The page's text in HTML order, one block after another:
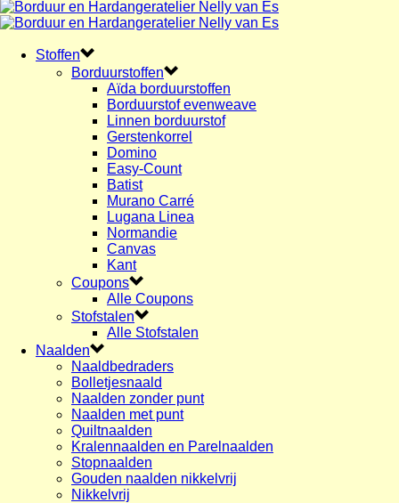
Stoffen
Borduurstoffen
Aïda borduurstoffen
Borduurstof evenweave
Linnen borduurstof
Gerstenkorrel
Domino
Easy-Count
Batist
Murano Carré
Lugana Linea
Normandie
Canvas
Kant
Coupons
Alle Coupons
Stofstalen
Alle Stofstalen
Naalden
Naaldbedraders
Bolletjesnaald
Naalden zonder punt
Naalden met punt
Quiltnaalden
Kralennaalden en Parelnaalden
Stopnaalden
Gouden naalden nikkelvrij
Nikkelvrij